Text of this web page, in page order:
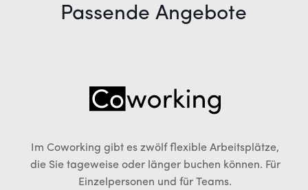
Passende Angebote
Im Coworking gibt es zwölf flexible Arbeitsplätze,
die Sie tageweise oder länger buchen können. Für
Einzelpersonen und für Teams.